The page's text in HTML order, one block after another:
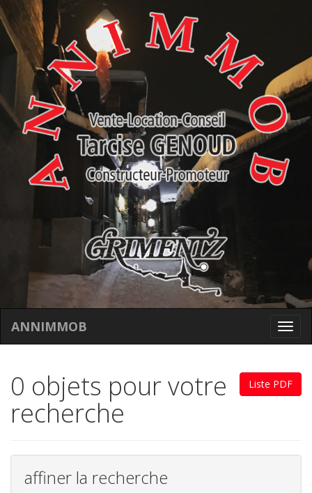
ANNIMMOB
Liste PDF
0 objets pour votre
recherche
affiner la recherche